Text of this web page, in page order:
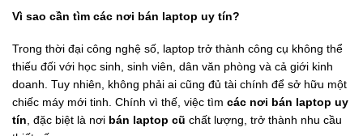
Vì sao cần tìm các nơi bán laptop uy tín?
Trong thời đại công nghệ số, laptop trở thành công cụ không thể
thiếu đối với học sinh, sinh viên, dân văn phòng và cả giới kinh
doanh. Tuy nhiên, không phải ai cũng đủ tài chính để sở hữu một
chiếc máy mới tinh. Chính vì thế, việc tìm các nơi bán laptop uy
tín , đặc biệt là nơi bán laptop cũ chất lượng, trở thành nhu cầu